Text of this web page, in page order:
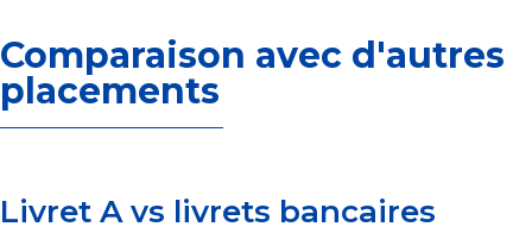
Comparaison avec d'autres
placements
Livret A vs livrets bancaires